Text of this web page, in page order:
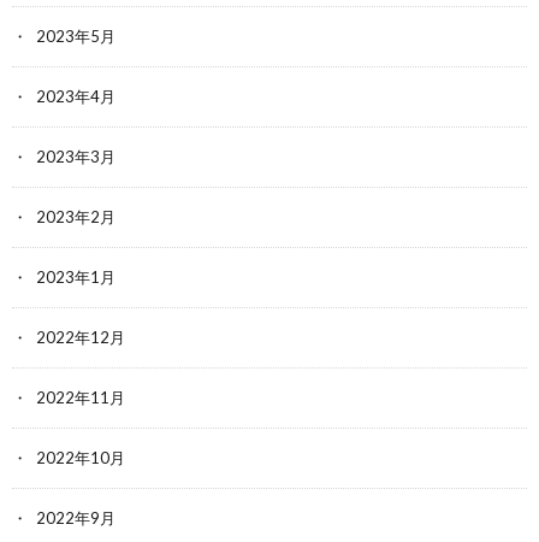
2023年5月
2023年4月
2023年3月
2023年2月
2023年1月
2022年12月
2022年11月
2022年10月
2022年9月